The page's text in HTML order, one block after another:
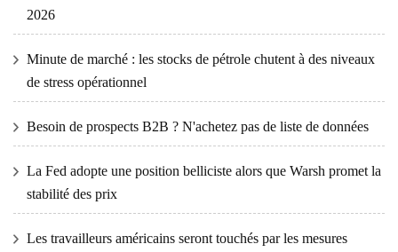
2026
Minute de marché : les stocks de pétrole chutent à des niveaux
de stress opérationnel
Besoin de prospects B2B ? N'achetez pas de liste de données
La Fed adopte une position belliciste alors que Warsh promet la
stabilité des prix
Les travailleurs américains seront touchés par les mesures